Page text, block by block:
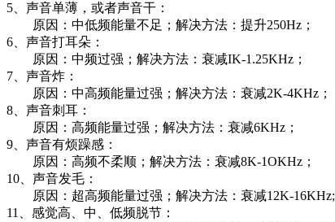
5、声音单薄，或者声音干：
原因：中低频能量不足；解决方法：提升250Hz；
6、声音打耳朵：
原因：中频过强；解决方法：衰减IK-1.25KHz；
7、声音炸：
原因：中高频能量过强；解决方法：衰减2K-4KHz；
8、声音刺耳：
原因：高频能量过强；解决方法：衰减6KHz；
9、声音有烦躁感：
原因：高频不柔顺；解决方法：衰减8K-1OKHz；
10、声音发毛：
原因：超高频能量过强；解决方法：衰减12K-16KHz;
11、感觉高、中、低频脱节：